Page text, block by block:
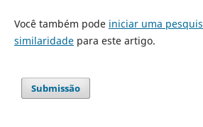
Você também pode iniciar uma
similaridadepara este artigo.
Submissão